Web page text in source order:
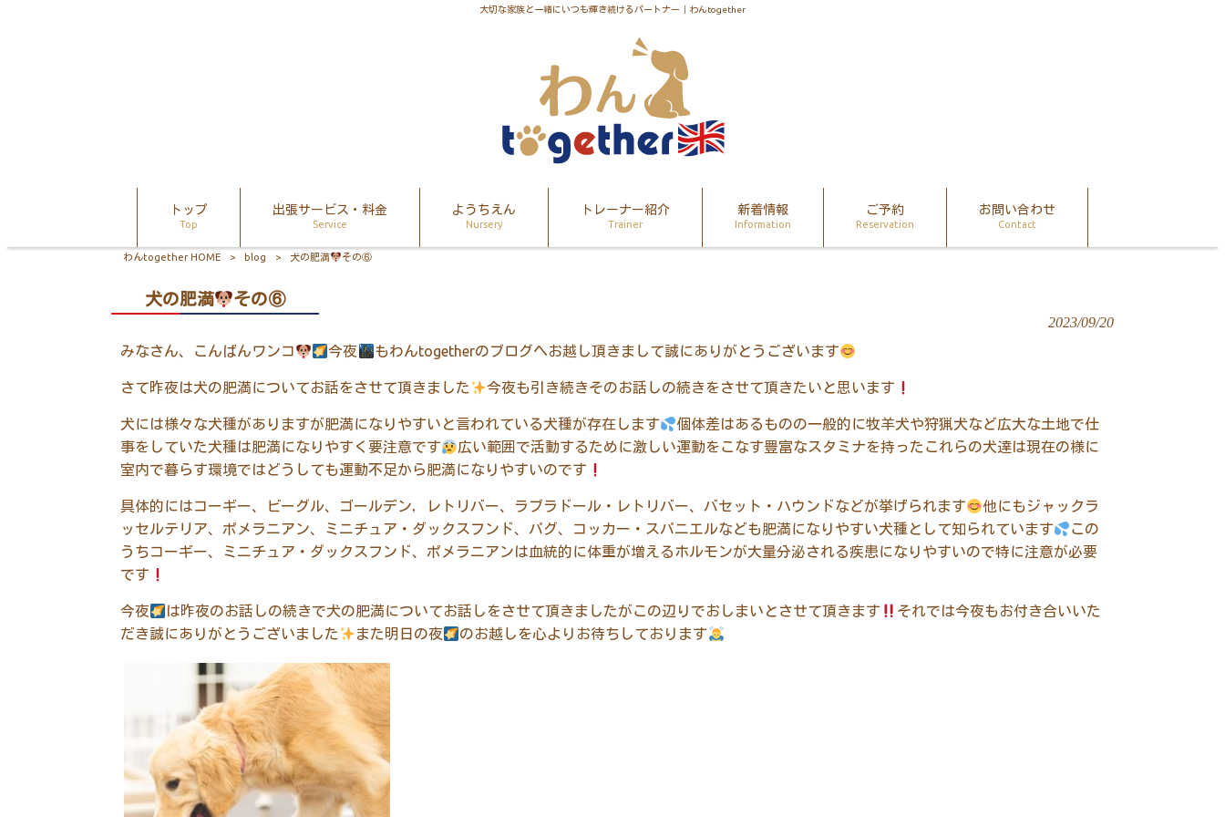
大切な家族と一緒にいつも輝き続けるパートナー｜わんtogether
トップ
Top
出張サービス・料金
Service
ようちえん
Nursery
トレーナー紹介
Trainer
新着情報
Information
ご予約
Reservation
お問い合わせ
Contact
わんtogether HOME > blog > 犬の肥満 その⑥
犬の肥満 その⑥
2023/09/20
みなさん、こんばんワンコ 今夜 もわんtogetherのブログへお越し頂きまして誠にありがとうございます
さて昨夜は犬の肥満についてお話をさせて頂きました 今夜も引き続きそのお話しの続きをさせて頂きたいと思います
犬には様々な犬種がありますが肥満になりやすいと言われている犬種が存在します
個体差はあるものの一般的に牧羊犬や狩猟犬など広大な土地で仕
事をしていた犬種は肥満になりやすく要注意です
広い範囲で活動するために激しい運動をこなす豊富なスタミナを持ったこれらの犬達は現在の様に
室内で暮らす環境ではどうしても運動不足から肥満になりやすいのです
具体的にはコーギー、ビーグル、ゴールデン，レトリバー、ラブラドール・レトリバー、バセット・ハウンドなどが挙げられます
他にもジャックラ
ッセルテリア、ポメラニアン、ミニチュア・ダックスフンド、パグ、コッカー・スパニエルなども肥満になりやすい犬種として知られています
この
うちコーギー、ミニチュア・ダックスフンド、ポメラニアンは血統的に体重が増えるホルモンが大量分泌される疾患になりやすいので特に注意が必要
です
今夜 は昨夜のお話しの続きで犬の肥満についてお話しをさせて頂きましたがこの辺りでおしまいとさせて頂きます
それでは今夜もお付き合いいた
だき誠にありがとうございました
また明日の夜 のお越しを心よりお待ちしております